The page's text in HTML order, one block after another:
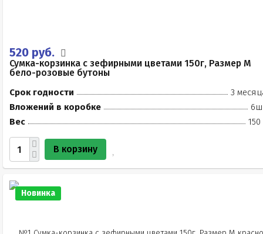
520 руб.
Сумка-корзинка с зефирными цветами 150г, Размер М
бело-розовые бутоны
Срок годности
3
Вложений в коробке
Вес
150
В корзину
Новинка